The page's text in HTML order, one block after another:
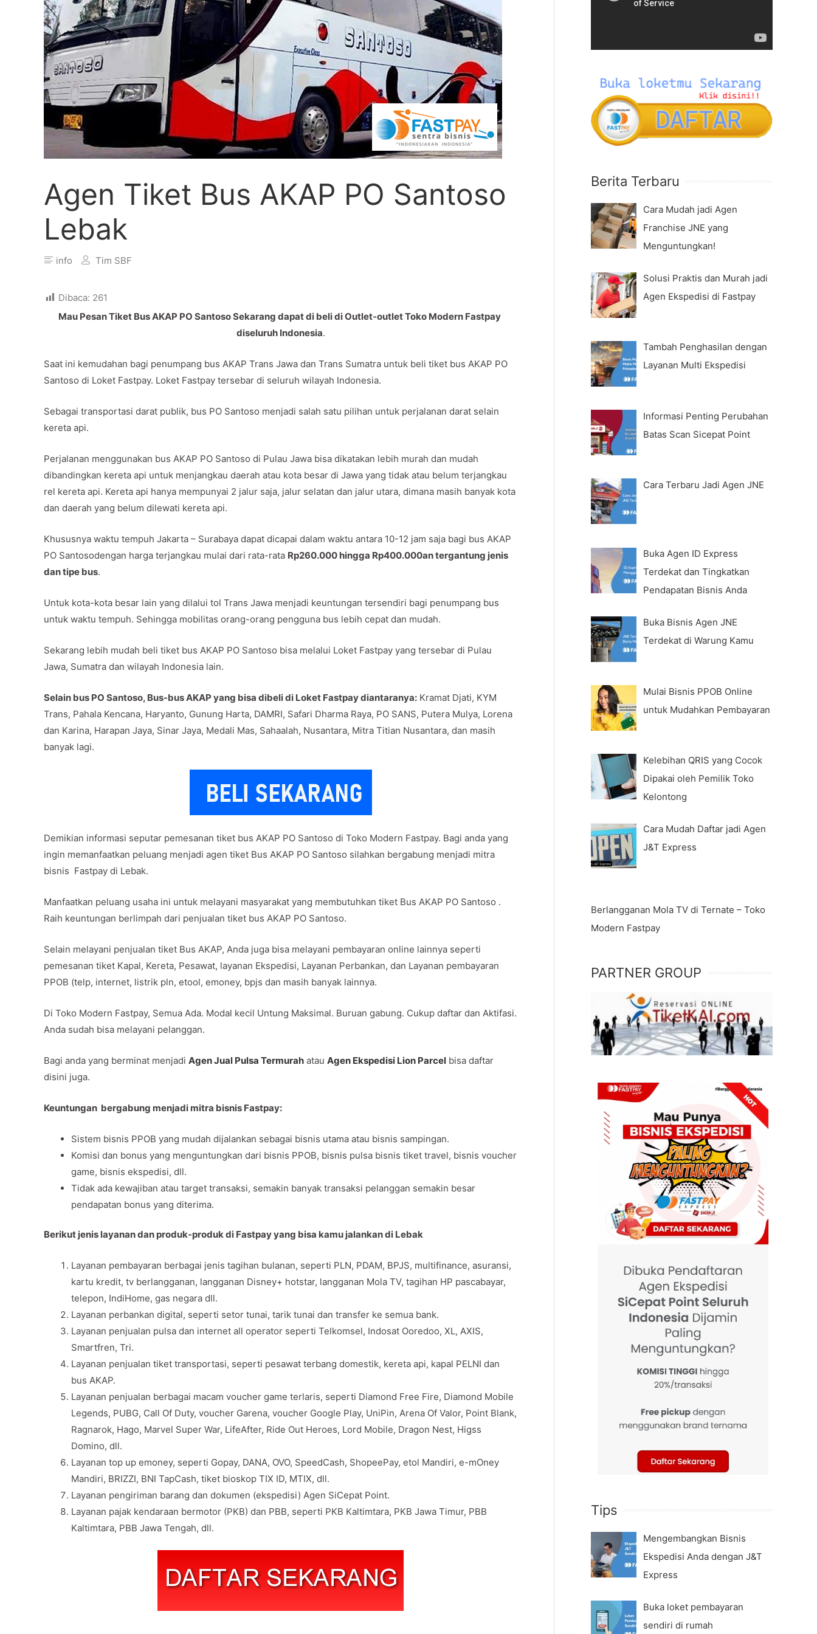
Agen Tiket Bus AKAP PO Santoso
Lebak
info Tim SBF
Dibaca: 261
Mau Pesan Tiket Bus AKAP PO Santoso Sekarang dapat di beli di Outlet-outlet Toko Modern Fastpay
diseluruh Indonesia.
Saat ini kemudahan bagi penumpang bus AKAP Trans Jawa dan Trans Sumatra untuk beli tiket bus AKAP PO
Santoso di Loket Fastpay. Loket Fastpay tersebar di seluruh wilayah Indonesia.
Sebagai transportasi darat publik, bus PO Santoso menjadi salah satu pilihan untuk perjalanan darat selain
kereta api.
Perjalanan menggunakan bus AKAP PO Santoso di Pulau Jawa bisa dikatakan lebih murah dan mudah
dibandingkan kereta api untuk menjangkau daerah atau kota besar di Jawa yang tidak atau belum terjangkau
rel kereta api. Kereta api hanya mempunyai 2 jalur saja, jalur selatan dan jalur utara, dimana masih banyak kota
dan daerah yang belum dilewati kereta api.
Khususnya waktu tempuh Jakarta – Surabaya dapat dicapai dalam waktu antara 10-12 jam saja bagi bus AKAP
PO Santosodengan harga terjangkau mulai dari rata-rata Rp260.000 hingga Rp400.000an tergantung jenis
dan tipe bus.
Untuk kota-kota besar lain yang dilalui tol Trans Jawa menjadi keuntungan tersendiri bagi penumpang bus
untuk waktu tempuh. Sehingga mobilitas orang-orang pengguna bus lebih cepat dan mudah.
Sekarang lebih mudah beli tiket bus AKAP PO Santoso bisa melalui Loket Fastpay yang tersebar di Pulau
Jawa, Sumatra dan wilayah Indonesia lain.
Selain bus PO Santoso, Bus-bus AKAP yang bisa dibeli di Loket Fastpay diantaranya: Kramat Djati, KYM
Trans, Pahala Kencana, Haryanto, Gunung Harta, DAMRI, Safari Dharma Raya, PO SANS, Putera Mulya, Lorena
dan Karina, Harapan Jaya, Sinar Jaya, Medali Mas, Sahaalah, Nusantara, Mitra Titian Nusantara, dan masih
banyak lagi.
Demikian informasi seputar pemesanan tiket bus AKAP PO Santoso di Toko Modern Fastpay. Bagi anda yang
ingin memanfaatkan peluang menjadi agen tiket Bus AKAP PO Santoso silahkan bergabung menjadi mitra
bisnis Fastpay di Lebak.
Manfaatkan peluang usaha ini untuk melayani masyarakat yang membutuhkan tiket Bus AKAP PO Santoso .
Raih keuntungan berlimpah dari penjualan tiket bus AKAP PO Santoso.
Selain melayani penjualan tiket Bus AKAP, Anda juga bisa melayani pembayaran online lainnya seperti
pemesanan tiket Kapal, Kereta, Pesawat, layanan Ekspedisi, Layanan Perbankan, dan Layanan pembayaran
PPOB (telp, internet, listrik pln, etool, emoney, bpjs dan masih banyak lainnya.
Di Toko Modern Fastpay, Semua Ada. Modal kecil Untung Maksimal. Buruan gabung. Cukup daftar dan Aktifasi.
Anda sudah bisa melayani pelanggan.
Bagi anda yang berminat menjadi Agen Jual Pulsa Termurah atau Agen Ekspedisi Lion Parcel bisa daftar
disini juga.
Keuntungan bergabung menjadi mitra bisnis Fastpay:
Sistem bisnis PPOB yang mudah dijalankan sebagai bisnis utama atau bisnis sampingan.
Komisi dan bonus yang menguntungkan dari bisnis PPOB, bisnis pulsa bisnis tiket travel, bisnis voucher
game, bisnis ekspedisi, dll.
Tidak ada kewajiban atau target transaksi, semakin banyak transaksi pelanggan semakin besar
pendapatan bonus yang diterima.
Berikut jenis layanan dan produk-produk di Fastpay yang bisa kamu jalankan di Lebak
Layanan pembayaran berbagai jenis tagihan bulanan, seperti PLN, PDAM, BPJS, multifinance, asuransi,
kartu kredit, tv berlangganan, langganan Disney+ hotstar, langganan Mola TV, tagihan HP pascabayar,
telepon, IndiHome, gas negara dll.
Layanan perbankan digital, seperti setor tunai, tarik tunai dan transfer ke semua bank.
Layanan penjualan pulsa dan internet all operator seperti Telkomsel, Indosat Ooredoo, XL, AXIS,
Smartfren, Tri.
Layanan penjualan tiket transportasi, seperti pesawat terbang domestik, kereta api, kapal PELNI dan
bus AKAP.
Layanan penjualan berbagai macam voucher game terlaris, seperti Diamond Free Fire, Diamond Mobile
Legends, PUBG, Call Of Duty, voucher Garena, voucher Google Play, UniPin, Arena Of Valor, Point Blank,
Ragnarok, Hago, Marvel Super War, LifeAfter, Ride Out Heroes, Lord Mobile, Dragon Nest, Higss
Domino, dll.
Layanan top up emoney, seperti Gopay, DANA, OVO, SpeedCash, ShopeePay, etol Mandiri, e-mOney
Mandiri, BRIZZI, BNI TapCash, tiket bioskop TIX ID, MTIX, dll.
Layanan pengiriman barang dan dokumen (ekspedisi) Agen SiCepat Point.
Layanan pajak kendaraan bermotor (PKB) dan PBB, seperti PKB Kaltimtara, PKB Jawa Timur, PBB
Kaltimtara, PBB Jawa Tengah, dll.
P
e
Berita Terbaru
Cara Mudah jadi Agen
Franchise JNE yang
Menguntungkan!
Solusi Praktis dan Murah jadi
Agen Ekspedisi di Fastpay
Tambah Penghasilan dengan
Layanan Multi Ekspedisi
Informasi Penting Perubahan
Batas Scan Sicepat Point
Cara Terbaru Jadi Agen JNE
Buka Agen ID Express
Terdekat dan Tingkatkan
Pendapatan Bisnis Anda
Buka Bisnis Agen JNE
Terdekat di Warung Kamu
Mulai Bisnis PPOB Online
untuk Mudahkan Pembayaran
Kelebihan QRIS yang Cocok
Dipakai oleh Pemilik Toko
Kelontong
Cara Mudah Daftar jadi Agen
J&T Express
Berlangganan Mola TV di Ternate – Toko
Modern Fastpay
PARTNER GROUP
Tips
Mengembangkan Bisnis
Ekspedisi Anda dengan J&T
Express
Buka loket pembayaran
sendiri di rumah